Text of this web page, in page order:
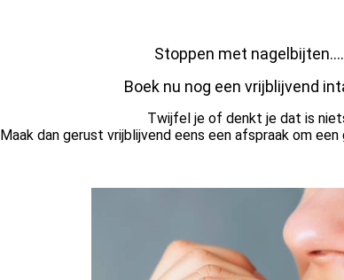
Stoppen met
Boek nu nog een vrijblijvend
Twijfel je of denkt je dat is
Maak dan gerust vrijblijvend eens een afspraak om